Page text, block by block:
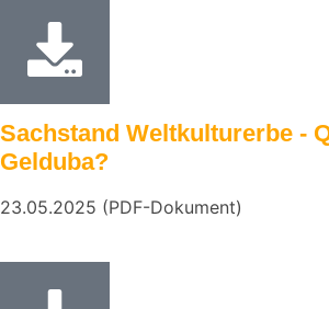
Sachstand Weltkulturerbe -
Gelduba?
23.05.2025 (PDF-Dokument)